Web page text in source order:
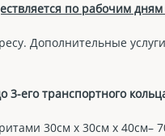
по рабочим дням
Дополнительные
его транспортного
30см х 30см х 40см–